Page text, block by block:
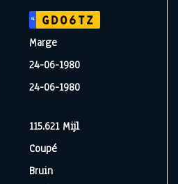
NL
GD06TZ
Marge
24-06-1980
24-06-1980
115.621 Mijl
Coupé
Bruin